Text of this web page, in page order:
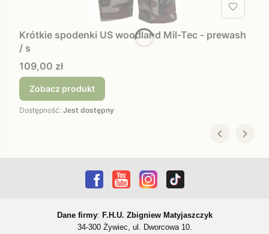
Krótkie spodenki US woodland Mil-Tec - prewash
/ s
Cena
109,00 zł
Zobacz produkt
Dostępność: Jest dostępny
Dane firmy: F.H.U. Zbigniew Matyjaszczyk
34-300 Żywiec, ul. Dworcowa 10.